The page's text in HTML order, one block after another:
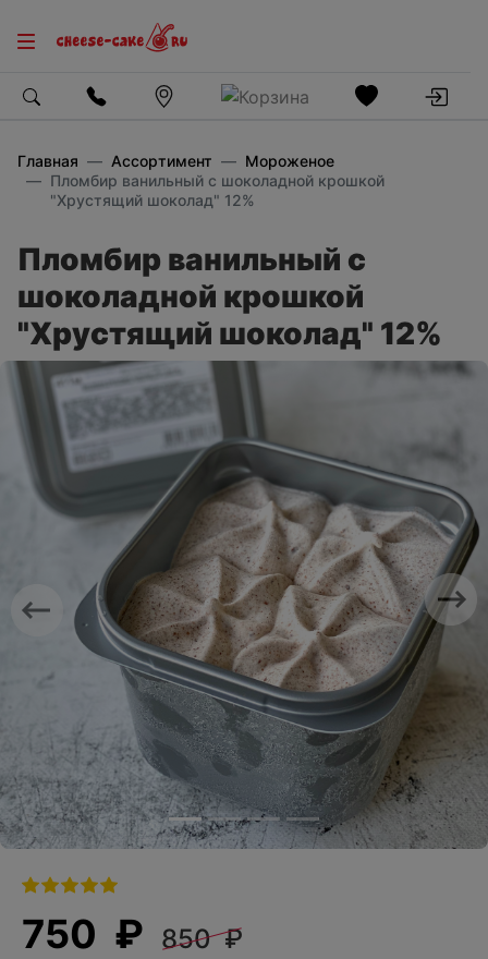
Главная Ассортимент
Мороженое
Пломбир ванильный с шоколадной крошкой
"Хрустящий шоколад" 12%
Пломбир ванильный с
шоколадной крошкой
"Хрустящий шоколад" 12%
Previous Next
750 ₽ 850 ₽